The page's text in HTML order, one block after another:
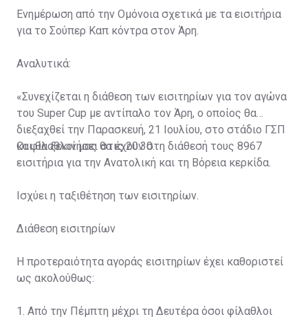
Ενημέρωση από την Ομόνοια σχετικά με τα εισιτήρια
για το Σούπερ Καπ κόντρα στον Άρη.
Αναλυτικά:
«Συνεχίζεται η διάθεση των εισιτηρίων για τον αγώνα
του Super Cup με αντίπαλο τον Άρη, ο οποίος θα
διεξαχθεί την Παρασκευή, 21 Ιουλίου, στο στάδιο ΓΣΠ
και θα ξεκινήσει στις 20:30.
Οι φίλαθλοί μας θα έχουν στη διάθεσή τους 8967
εισιτήρια για την Ανατολική και τη Βόρεια κερκίδα.
Ισχύει η ταξιθέτηση των εισιτηρίων.
Διάθεση εισιτηρίων
Η προτεραιότητα αγοράς εισιτηρίων έχει καθοριστεί
ως ακολούθως:
1. Από την Πέμπτη μέχρι τη Δευτέρα όσοι φίλαθλοι